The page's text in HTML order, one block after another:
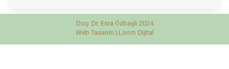
Doç. Dr. Esra Özbaşlı 2024
Web Tasarım | Loom Dijital